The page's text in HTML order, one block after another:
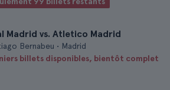
Madrid vs. Atletico Madrid
Bernabeu • Madrid
billets disponibles, bientôt complet